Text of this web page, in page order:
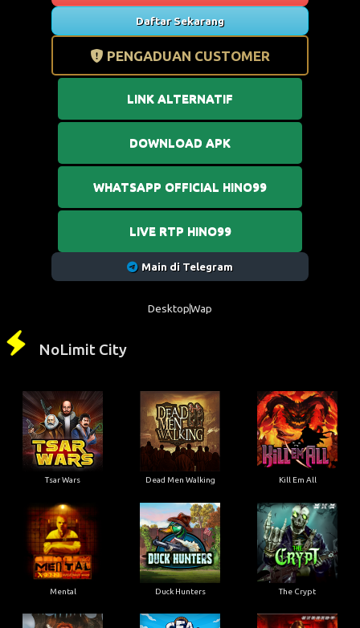
Daftar Sekarang
PENGADUAN CUSTOMER
LINK ALTERNATIF
DOWNLOAD APK
WHATSAPP OFFICIAL HINO99
LIVE RTP HINO99
Main di Telegram
DesktopWap
NoLimit City
Tsar Wars Dead Men Walking Kill Em All
Mental Duck Hunters The Crypt